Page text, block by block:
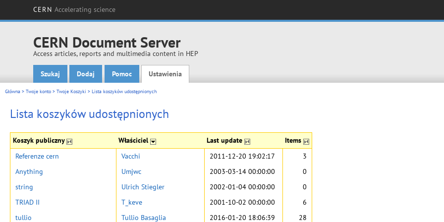
CERN Accelerating science
CERN Document Server
Access articles, reports and multimedia content in HEP
Main menu
Szukaj Dodaj Pomoc Ustawienia
Główna > Twoje konto > Twoje Koszyki > Lista koszyków udostępnionych
Lista koszyków udostępnionych
Koszyk publiczny Właściciel Last update Items
Referenze cern Vacchi 2011-12-20 19:02:17
3
Anything
Umjwc 2003-03-14 00:00:00
0
string
Ulrich Stiegler 2002-01-04 00:00:00
0
TRIAD II
T_keve 2001-10-02 00:00:00
6
tullio
Tullio Basaglia 2016-01-20 18:06:39
28